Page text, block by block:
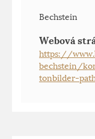
Bechstein
Webová
https://
bechstein/
tonbilder-